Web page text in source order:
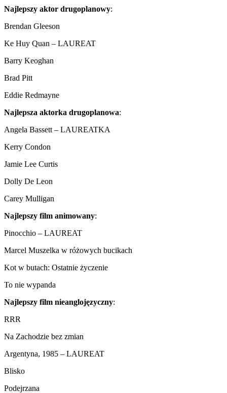
Najlepszy aktor drugoplanowy:
Brendan Gleeson
Ke Huy Quan – LAUREAT
Barry Keoghan
Brad Pitt
Eddie Redmayne
Najlepsza aktorka drugoplanowa:
Angela Bassett – LAUREATKA
Kerry Condon
Jamie Lee Curtis
Dolly De Leon
Carey Mulligan
Najlepszy film animowany:
Pinocchio – LAUREAT
Marcel Muszelka w różowych bucikach
Kot w butach: Ostatnie życzenie
To nie wypanda
Najlepszy film nieanglojęzyczny:
RRR
Na Zachodzie bez zmian
Argentyna, 1985 – LAUREAT
Blisko
Podejrzana